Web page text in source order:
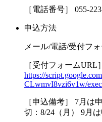
［電話番号］ 055-
申込方法
メール/電話/受付フ
［受付フォームURL］
https://
CLwmvI8vzi6v1w/
［申込備考］ 7月は
切：8/24（月） 9月